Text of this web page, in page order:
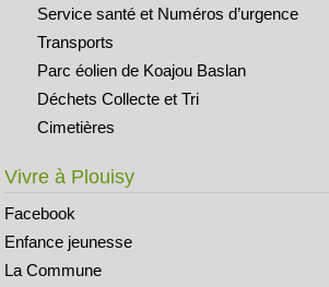
Service santé et Numéros d’urgence
Transports
Parc éolien de Koajou Baslan
Déchets Collecte et Tri
Cimetières
Vivre à Plouisy
Facebook
Enfance jeunesse
La Commune